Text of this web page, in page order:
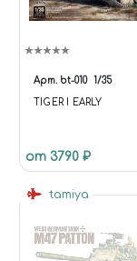
Арт. bt-010 1/35
TIGER I EARLY
от 3790 ₽
tamiya